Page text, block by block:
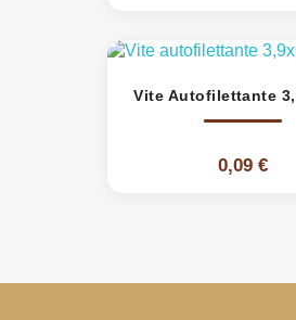
Vite Autofilettante
0,09 €